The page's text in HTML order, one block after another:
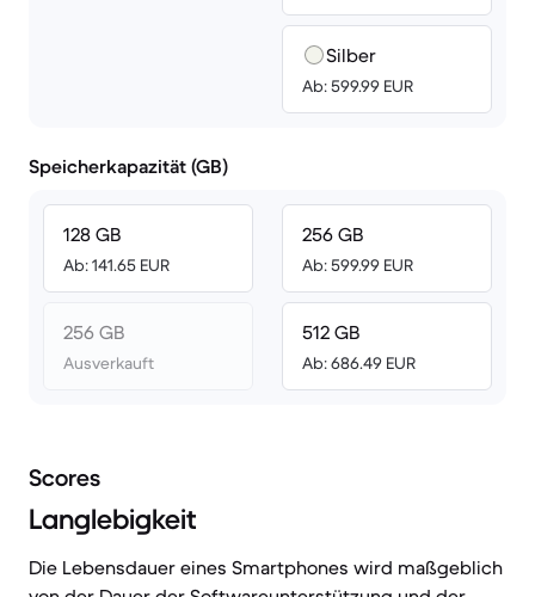
Silber
Ab: 599.99 EUR
Speicherkapazität (GB)
128 GB
Ab: 141.65 EUR
256 GB
Ausverkauft
256 GB
Ab: 599.99 EUR
512 GB
Ab: 686.49 EUR
Scores
Langlebigkeit
Die Lebensdauer eines Smartphones wird maßgeblich